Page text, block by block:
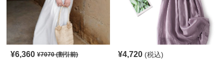
¥6,360 ¥7070(割引前) ¥4,720 (税込)